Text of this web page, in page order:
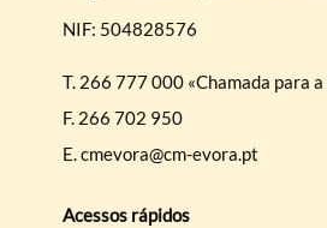
NIF: 504828576
T. 266 777 000 «Chamada para
F. 266 702 950
E.cmevora@cm-evora.pt
Acessos rápidos